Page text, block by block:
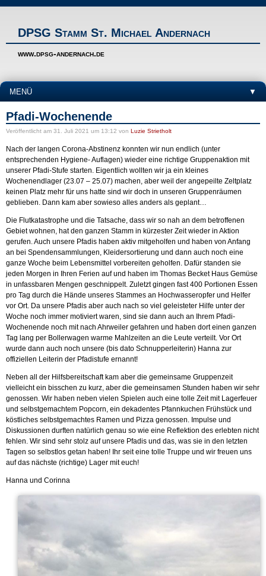
DPSG Stamm St. Michael Andernach
www.dpsg-andernach.de
MENÜ ▼
Pfadi-Wochenende
Veröffentlicht am 31. Juli 2021 um 13:12 von Luzie Strietholt
Nach der langen Corona-Abstinenz konnten wir nun endlich (unter
entsprechenden Hygiene- Auflagen) wieder eine richtige Gruppenaktion mit
unserer Pfadi-Stufe starten. Eigentlich wollten wir ja ein kleines
Wochenendlager (23.07 – 25.07) machen, aber weil der angepeilte Zeltplatz
keinen Platz mehr für uns hatte sind wir doch in unseren Gruppenräumen
geblieben. Dann kam aber sowieso alles anders als geplant…
Die Flutkatastrophe und die Tatsache, dass wir so nah an dem betroffenen
Gebiet wohnen, hat den ganzen Stamm in kürzester Zeit wieder in Aktion
gerufen. Auch unsere Pfadis haben aktiv mitgeholfen und haben von Anfang
an bei Spendensammlungen, Kleidersortierung und dann auch noch eine
ganze Woche beim Lebensmittel vorbereiten geholfen. Dafür standen sie
jeden Morgen in Ihren Ferien auf und haben im Thomas Becket Haus Gemüse
in unfassbaren Mengen geschnippelt. Zuletzt gingen fast 400 Portionen Essen
pro Tag durch die Hände unseres Stammes an Hochwasseropfer und Helfer
vor Ort. Da unsere Pfadis aber auch nach so viel geleisteter Hilfe unter der
Woche noch immer motiviert waren, sind sie dann auch an Ihrem Pfadi-
Wochenende noch mit nach Ahrweiler gefahren und haben dort einen ganzen
Tag lang per Bollerwagen warme Mahlzeiten an die Leute verteilt. Vor Ort
wurde dann auch noch unsere (bis dato Schnupperleiterin) Hanna zur
offiziellen Leiterin der Pfadistufe ernannt!
Neben all der Hilfsbereitschaft kam aber die gemeinsame Gruppenzeit
vielleicht ein bisschen zu kurz, aber die gemeinsamen Stunden haben wir sehr
genossen. Wir haben neben vielen Spielen auch eine tolle Zeit mit Lagerfeuer
und selbstgemachtem Popcorn, ein dekadentes Pfannkuchen Frühstück und
köstliches selbstgemachtes Ramen und Pizza genossen. Impulse und
Diskussionen durften natürlich genau so wie eine Reflektion des erlebten nicht
fehlen. Wir sind sehr stolz auf unsere Pfadis und das, was sie in den letzten
Tagen so selbstlos getan haben! Ihr seit eine tolle Truppe und wir freuen uns
auf das nächste (richtige) Lager mit euch!
Hanna und Corinna